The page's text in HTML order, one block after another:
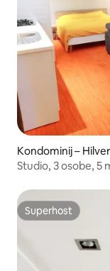
Kondominij –
Studio, 3 osobe, 5
Superhost
Superhost